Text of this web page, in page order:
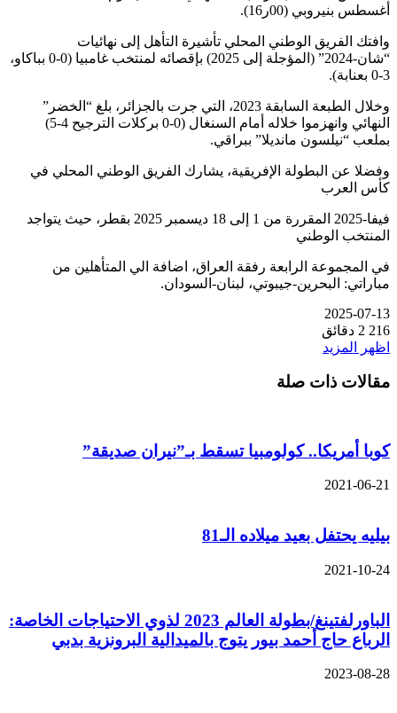
أغسطس بنيروبي (00ر16).
وافتك الفريق الوطني المحلي تأشيرة التأهل إلى نهائيات
“شان-2024” (المؤجلة إلى 2025) بإقصائه لمنتخب غامبيا (0-0 بباكاو،
3-0 بعنابة).
وخلال الطبعة السابقة 2023، التي جرت بالجزائر، بلغ “الخضر”
النهائي وانهزموا خلاله أمام السنغال (0-0 بركلات الترجيح 4-5)
بملعب “نيلسون مانديلا” ببراقي.
وفضلا عن البطولة الإفريقية، يشارك الفريق الوطني المحلي في
كأس العرب
فيفا-2025 المقررة من 1 إلى 18 ديسمبر 2025 بقطر، حيث يتواجد
المنتخب الوطني
في المجموعة الرابعة رفقة العراق، اضافة الي المتأهلين من
مباراتي: البحرين-جيبوتي، لبنان-السودان.
2025-07-13
216 2 دقائق
اظهر المزيد
مقالات ذات صلة
كوبا أمريكا.. كولومبيا تسقط بـ”نيران صديقة”
2021-06-21
بيليه يحتفل بعيد ميلاده الـ81
2021-10-24
الباورلفتينغ/بطولة العالم 2023 لذوي الاحتياجات الخاصة:
الرباع حاج أحمد بيور يتوج بالميدالية البرونزية بدبي
2023-08-28